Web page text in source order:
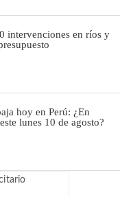
intervenciones en ríos y
hoy en Perú: ¿En
lunes 10 de agosto?